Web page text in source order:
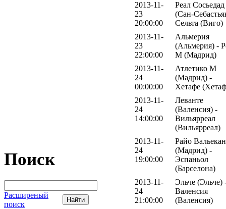
Поиск
Расширеный
поиск
2013-11-
23
20:00:00
Реал Сосьедад
(Сан-
Сельта (Виго)
2013-11-
23
22:00:00
Альмерия
(Альмерия) -
М (Мадрид)
2013-11-
24
00:00:00
Атлетико М
(Мадрид) -
Хетафе
2013-11-
24
14:00:00
Леванте
(Валенсия) -
Вильярреал
(Вильярреал)
2013-11-
24
19:00:00
Райо
(Мадрид) -
Эспаньол
(Барселона)
2013-11-
24
21:00:00
Эльче (Эльче)
Валенсия
(Валенсия)